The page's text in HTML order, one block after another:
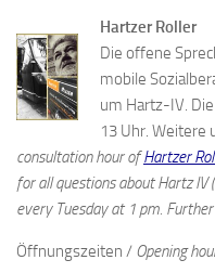
Hartzer Roller
Die offene
mobile
um Hartz-IV.
13 Uhr. Weitere
consultation hour ofHartzer
for all questions about Hartz IV
every Tuesday at 1 pm.
Öffnungszeiten / Opening